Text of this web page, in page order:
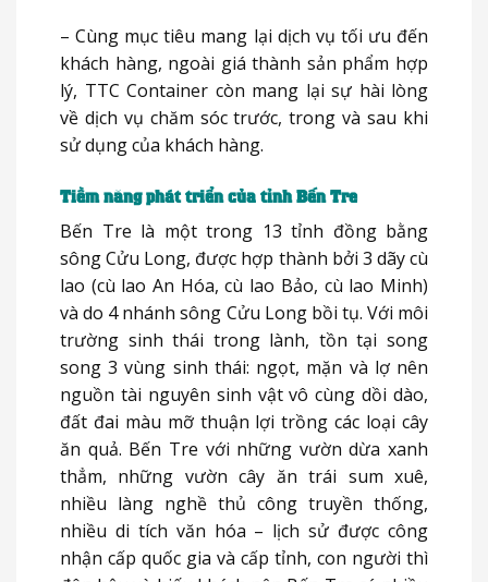
– Cùng mục tiêu mang lại dịch vụ tối ưu đến
khách hàng, ngoài giá thành sản phẩm hợp
lý, TTC Container còn mang lại sự hài lòng
về dịch vụ chăm sóc trước, trong và sau khi
sử dụng của khách hàng.
Tiềm năng phát triển của tỉnh Bến Tre
Bến Tre là một trong 13 tỉnh đồng bằng
sông Cửu Long, được hợp thành bởi 3 dãy cù
lao (cù lao An Hóa, cù lao Bảo, cù lao Minh)
và do 4 nhánh sông Cửu Long bồi tụ. Với môi
trường sinh thái trong lành, tồn tại song
song 3 vùng sinh thái: ngọt, mặn và lợ nên
nguồn tài nguyên sinh vật vô cùng dồi dào,
đất đai màu mỡ thuận lợi trồng các loại cây
ăn quả. Bến Tre với những vườn dừa xanh
thẳm, những vườn cây ăn trái sum xuê,
nhiều làng nghề thủ công truyền thống,
nhiều di tích văn hóa – lịch sử được công
nhận cấp quốc gia và cấp tỉnh, con người thì